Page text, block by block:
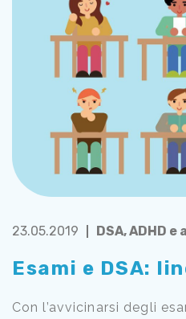
23.05.2019 DSA, ADHD e
Esami e DSA:
Con l’avvicinarsi degli